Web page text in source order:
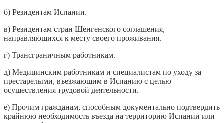
б) Резидентам Испании.
в) Резидентам стран Шенгенского соглашения,
направляющихся к месту своего проживания.
г) Трансграничным работникам.
д) Медицинским работникам и специалистам по уходу за
престарелыми, въезжающим в Испанию с целью
осуществления трудовой деятельности.
е) Прочим гражданам, способным документально подтвердить
крайнюю необходимость въезда на территорию Испании или